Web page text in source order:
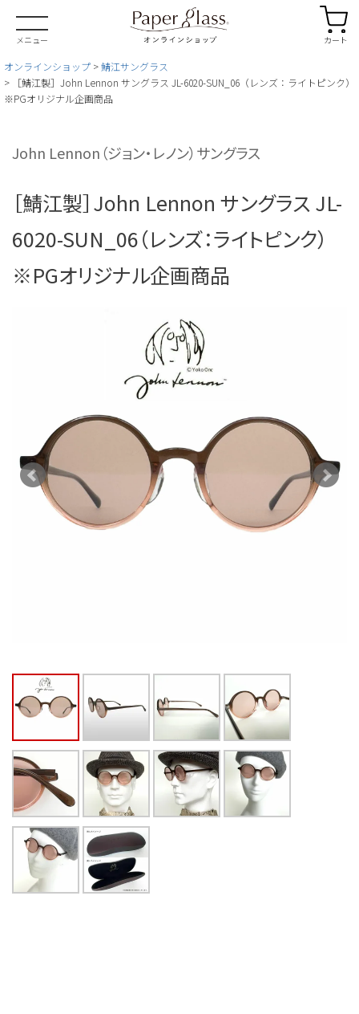
メニュー カート
オンラインショップ
鯖江サングラス
［鯖江製］John Lennon サングラス JL-6020-SUN_06（レンズ：ライトピンク）
※PGオリジナル企画商品
John Lennon（ジョン・レノン）サングラス
［鯖江製］John Lennon サングラス JL-
6020-SUN_06（レンズ：ライトピンク）
※PGオリジナル企画商品